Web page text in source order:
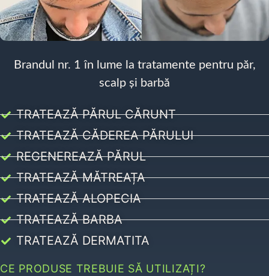
Brandul nr. 1 în lume la tratamente pentru păr,
scalp și barbă
TRATEAZĂ PĂRUL CĂRUNT
TRATEAZĂ CĂDEREA PĂRULUI
REGENEREAZĂ PĂRUL
TRATEAZĂ MĂTREAȚA
TRATEAZĂ ALOPECIA
TRATEAZĂ BARBA
TRATEAZĂ DERMATITA
CE PRODUSE TREBUIE SĂ UTILIZAȚI?